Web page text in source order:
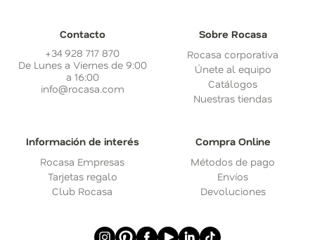
Contacto
+34 928 717 870
De Lunes a Viernes de 9:00
a 16:00
info@rocasa.com
Sobre Rocasa
Rocasa corporativa
Únete al equipo
Catálogos
Nuestras tiendas
Información de interés
Rocasa Empresas
Tarjetas regalo
Club Rocasa
Compra Online
Métodos de pago
Envíos
Devoluciones